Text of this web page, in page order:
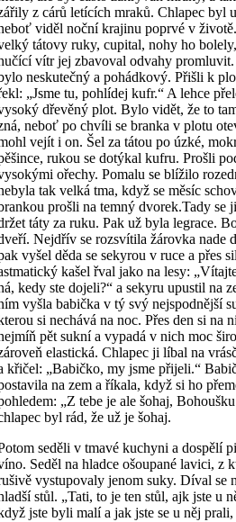
z cárů letících mraků. Chlapec byl
viděl noční krajinu poprvé v
tátovy ruky, cupital, nohy ho
vítr jej zbavoval odvahy
neskutečný a pohádkový. Přišli k
„Jsme tu, pohlídej kufr.“ A lehce
dřevěný plot. Bylo vidět, že to
neboť po chvíli se branka v plotu
vejít i on. Šel za tátou po úzké,
rukou se dotýkal kufru. Prošli
ořechy. Pomalu se blížilo
tak velká tma, když se měsíc
prošli na temný dvorek.Tady se
táty za ruku. Pak už byla legrace.
Nejdřív se rozsvítila žárovka nade
vyšel děda se sekyrou v ruce a přes
kašel řval jako na lesy:
kedy ste dojeli?“ a sekyru upustil na
vyšla babička v tý svý nejspodnější
si nechává na noc. Přes den si na
pět sukní a vypadá v nich moc
elastická. Chlapec ji líbal na
křičel: „Babičko, my jsme přijeli.“
na zem a říkala, když si ho
„Z tebe je ale šohaj,
byl rád, že už je šohaj.
seděli v tmavé kuchyni a dospělí
Seděl na hladce ošoupané lavici, z
vystupovaly jenom suky. Díval se
stůl. „Tati, to je ten stůl, ajk jste u
jste byli malí a jak jste se u něj prali,